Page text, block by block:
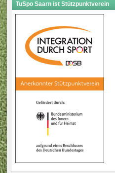
TuSpo Saarn ist Stützpunktverein